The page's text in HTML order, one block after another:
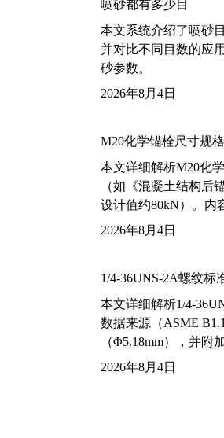
喷砂都有多少目
本文系统介绍了喷砂
并对比不同目数的应
砂参数。
2026年8月4日
M20化学锚栓尺寸规
本文详细解析M20化
（如《混凝土结构后
设计值约80kN）。内
2026年8月4日
1/4-36UNS-2A螺纹标
本文详细解析1/4-
数据来源（ASME
（Φ5.18mm），并附
2026年8月4日